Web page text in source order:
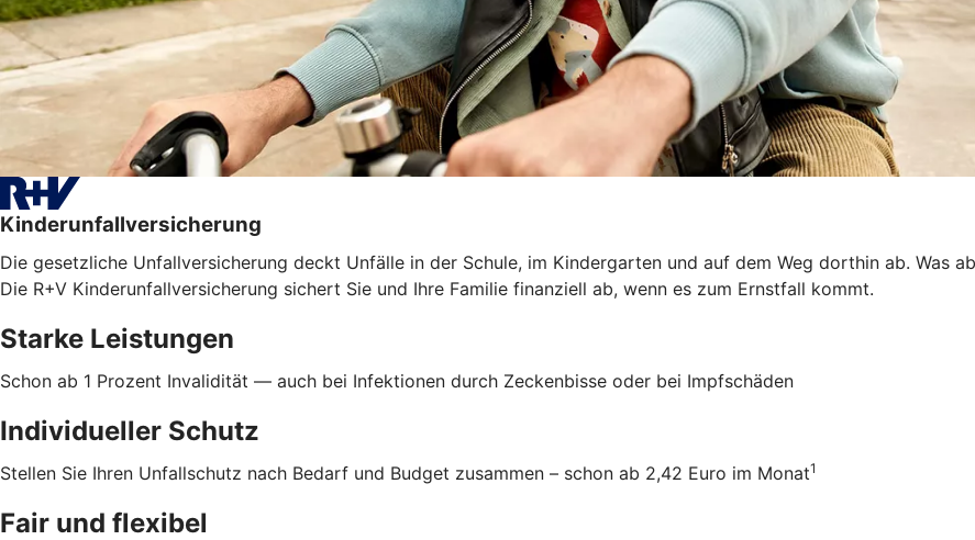
Kinderunfallversicherung
Die gesetzliche Unfallversicherung deckt Unfälle in der Schule, im Kindergarten und auf dem Weg dorthin ab. Was
Die R+V Kinderunfallversicherung sichert Sie und Ihre Familie finanziell ab, wenn es zum Ernstfall kommt.
Starke Leistungen
Schon ab 1 Prozent Invalidität — auch bei Infektionen durch Zeckenbisse oder bei Impfschäden
Individueller Schutz
Stellen Sie Ihren Unfallschutz nach Bedarf und Budget zusammen – schon ab 2,42 Euro im Monat1
Fair und flexibel